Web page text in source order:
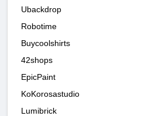
Ubackdrop
Robotime
Buycoolshirts
42shops
EpicPaint
KoKorosastudio
Lumibrick